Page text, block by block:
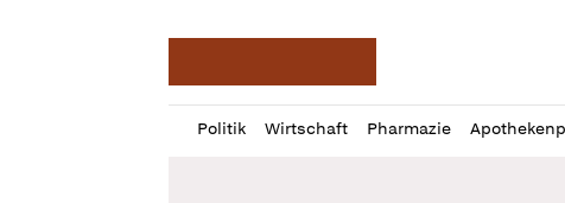
Politik Wirtschaft Pharmazie
Profil
öffnen
Daz
Pur